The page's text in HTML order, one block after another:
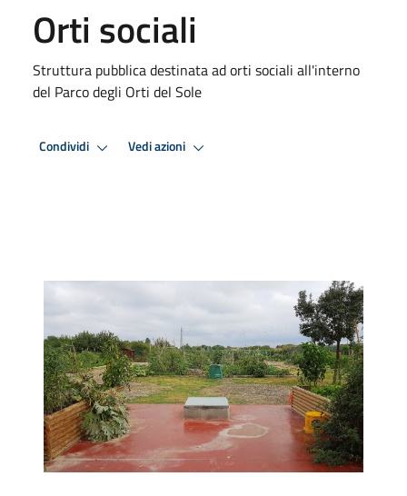
Orti sociali
Struttura pubblica destinata ad orti sociali all'interno
del Parco degli Orti del Sole
Condividi Vedi azioni